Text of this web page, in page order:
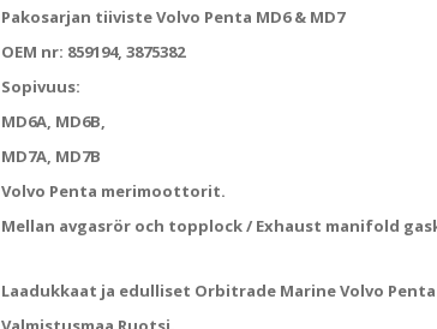
Pakosarjan tiiviste Volvo Penta MD6 & MD7
OEM nr: 859194, 3875382
Sopivuus:
MD6A, MD6B,
MD7A, MD7B
Volvo Penta merimoottorit.
Mellan avgasrör och topplock / Exhaust manifold
Laadukkaat ja edulliset Orbitrade Marine Volvo